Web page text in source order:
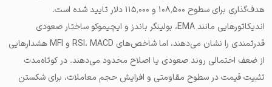
هدف‌گذاری برای سطوح ۱۰۸٬۵۰۰ و ۱۱۵٬۰۰۰ دلار تایید شده است.
اندیکاتورهایی مانند EMA، بولینگر باندز و ایچیموکو ساختار صعودی
قدرتمندی را نشان می‌دهند، اما شاخص‌های RSI، MACD و MFI هشدارهایی
از ضعف احتمالی روند صعودی یا اصلاح محدود می‌دهند. در کوتاه‌مدت
تثبیت قیمت در سطوح مقاومتی و افزایش حجم معاملات، برای شکستن